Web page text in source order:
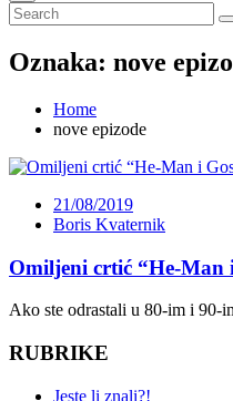
Oznaka: nove
Home
nove epizode
21/08/2019
Boris Kvaternik
Omiljeni crtić “He-Man
Ako ste odrastali u 80-im i 90-
RUBRIKE
Jeste li znali?!